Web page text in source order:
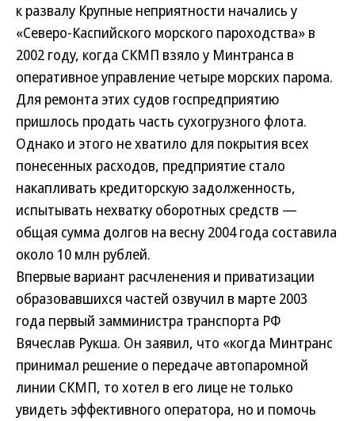
к развалу Крупные неприятности начались у
«Северо-Каспийского морского пароходства» в
2002 году, когда СКМП взяло у Минтранса в
оперативное управление четыре морских парома.
Для ремонта этих судов госпредприятию
пришлось продать часть сухогрузного флота.
Однако и этого не хватило для покрытия всех
понесенных расходов, предприятие стало
накапливать кредиторскую задолженность,
испытывать нехватку оборотных средств —
общая сумма долгов на весну 2004 года составила
около 10 млн рублей.
Впервые вариант расчленения и приватизации
образовавшихся частей озвучил в марте 2003
года первый замминистра транспорта РФ
Вячеслав Рукша. Он заявил, что «когда Минтранс
принимал решение о передаче автопаромной
линии СКМП, то хотел в его лице не только
увидеть эффективного оператора, но и помочь